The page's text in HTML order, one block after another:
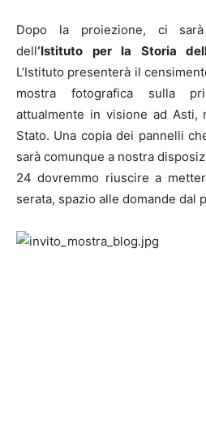
Dopo la proiezione, ci
dell‘Istituto per la Storia
L’Istituto presenterà il
mostra fotografica sulla
attualmente in visione ad Asti,
Stato. Una copia dei pannelli
sarà comunque a nostra
24 dovremmo riuscire a
serata, spazio alle domande dal